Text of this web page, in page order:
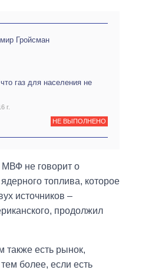
Гройсман
газ для населения не
г.
НЕ ВЫПОЛНЕНО
не говорит о
топлива, которое
источников –
продолжил
также есть рынок,
более, если есть